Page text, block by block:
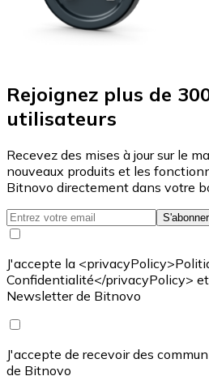
Rejoignez plus de
utilisateurs
Recevez des mises à jour sur le
nouveaux produits et les
Bitnovo directement dans votre
S'abonner
J'accepte la
Confidentialité</privacyPolicy>
Newsletter de Bitnovo
J'accepte de recevoir des
de Bitnovo